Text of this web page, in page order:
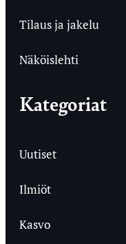
Tilaus ja jakelu
Näköislehti
Kategoriat
Uutiset
Ilmiöt
Kasvo